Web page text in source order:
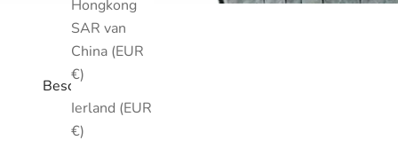
Hongkong
SAR van
China (EUR
€)
Ierland (EUR
€)
Beschrijving